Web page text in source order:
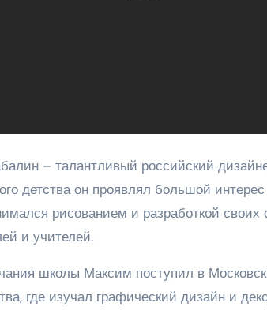
– талантливый российский
детства он проявлял большой
рисованием и разработкой
и учителей.
школы Максим поступил в
где изучал графический дизайн и